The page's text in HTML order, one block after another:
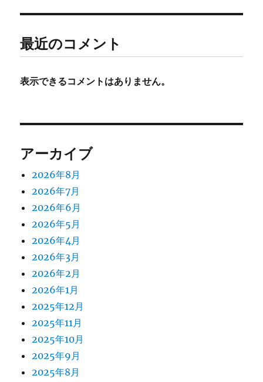
最近のコメント
表示できるコメントはありません。
アーカイブ
2026年8月
2026年7月
2026年6月
2026年5月
2026年4月
2026年3月
2026年2月
2026年1月
2025年12月
2025年11月
2025年10月
2025年9月
2025年8月